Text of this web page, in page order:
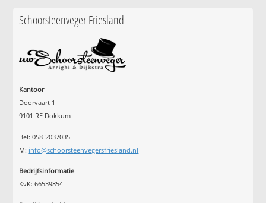
Schoorsteenveger Friesland
Kantoor
Doorvaart 1
9101 RE Dokkum
Bel: 058-2037035
M: info@schoorsteenvegersfriesland.nl
Bedrijfsinformatie
KvK: 66539854